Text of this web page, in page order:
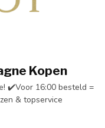
Kopen
✔️Voor 16:00 besteld =
& topservice